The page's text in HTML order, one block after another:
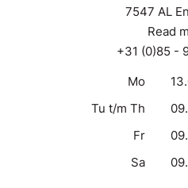
7547 AL
Read
+31 (0)85 -
Mo
Tu t/m Th
Fr
Sa